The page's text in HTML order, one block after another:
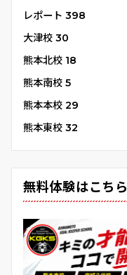
レポート 398
大津校 30
熊本北校 18
熊本南校 5
熊本本校 29
熊本東校 32
無料体験はこちら